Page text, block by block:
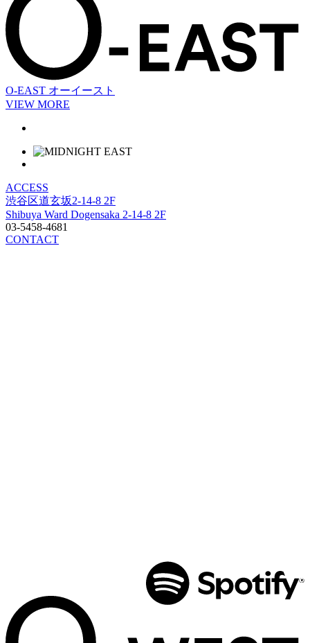
O-EAST オーイースト
VIEW MORE
ACCESS
渋谷区道玄坂2-14-8 2F
Shibuya Ward Dogensaka 2-14-8 2F
03-5458-4681
CONTACT